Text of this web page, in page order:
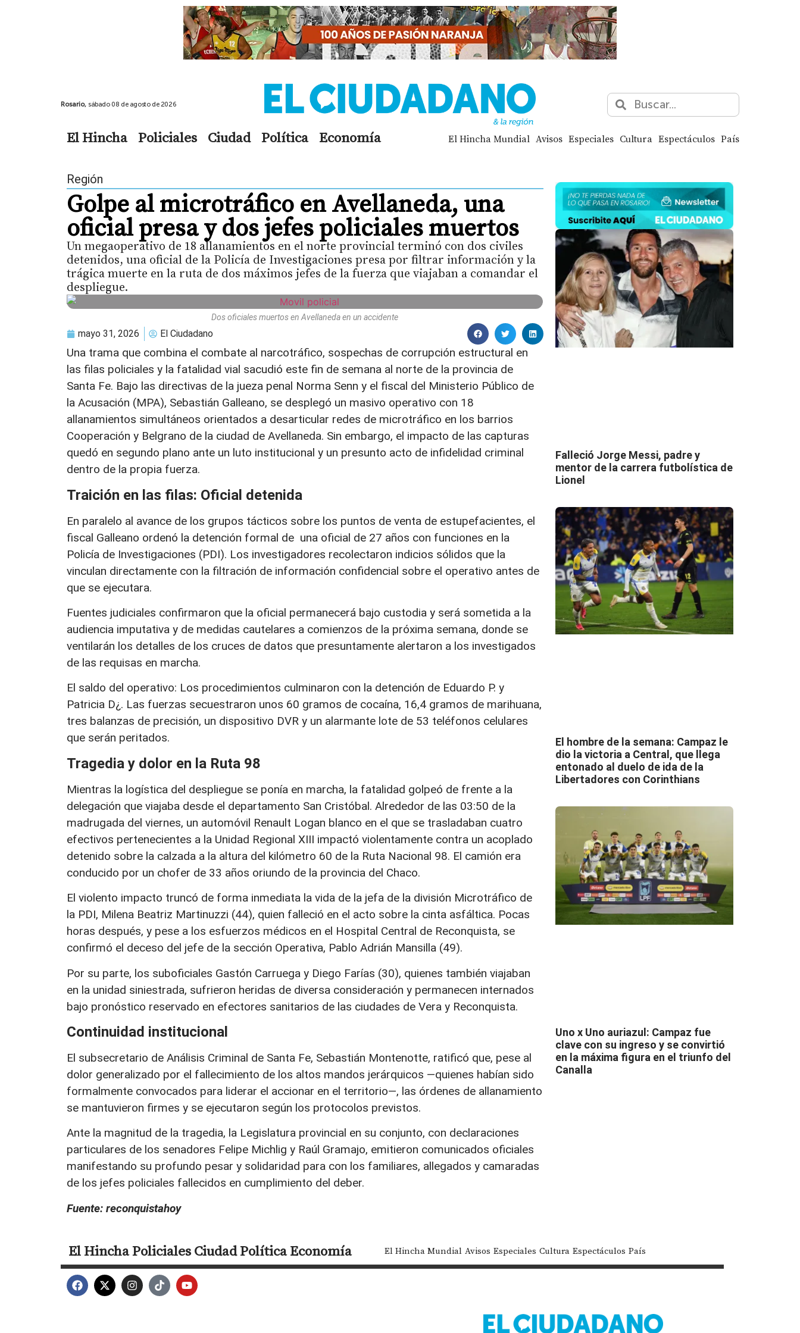
Rosario, sábado 08 de agosto de 2026
El Hincha Policiales Ciudad Política Economía El Hincha Mundial Avisos Especiales Cultura Espectáculos País
Región
Golpe al microtráfico en Avellaneda, una
oficial presa y dos jefes policiales muertos
Un megaoperativo de 18 allanamientos en el norte provincial terminó con dos civiles
detenidos, una oficial de la Policía de Investigaciones presa por filtrar información y la
trágica muerte en la ruta de dos máximos jefes de la fuerza que viajaban a comandar el
despliegue.
Dos oficiales muertos en Avellaneda en un accidente
mayo 31, 2026 El Ciudadano
Una trama que combina el combate al narcotráfico, sospechas de corrupción estructural en
las filas policiales y la fatalidad vial sacudió este fin de semana al norte de la provincia de
Santa Fe. Bajo las directivas de la jueza penal Norma Senn y el fiscal del Ministerio Público de
la Acusación (MPA), Sebastián Galleano, se desplegó un masivo operativo con 18
allanamientos simultáneos orientados a desarticular redes de microtráfico en los barrios
Cooperación y Belgrano de la ciudad de Avellaneda. Sin embargo, el impacto de las capturas
quedó en segundo plano ante un luto institucional y un presunto acto de infidelidad criminal
dentro de la propia fuerza.
Traición en las filas: Oficial detenida
En paralelo al avance de los grupos tácticos sobre los puntos de venta de estupefacientes, el
fiscal Galleano ordenó la detención formal de una oficial de 27 años con funciones en la
Policía de Investigaciones (PDI). Los investigadores recolectaron indicios sólidos que la
vinculan directamente con la filtración de información confidencial sobre el operativo antes de
que se ejecutara.
Fuentes judiciales confirmaron que la oficial permanecerá bajo custodia y será sometida a la
audiencia imputativa y de medidas cautelares a comienzos de la próxima semana, donde se
ventilarán los detalles de los cruces de datos que presuntamente alertaron a los investigados
de las requisas en marcha.
El saldo del operativo: Los procedimientos culminaron con la detención de Eduardo P. y
Patricia D¿. Las fuerzas secuestraron unos 60 gramos de cocaína, 16,4 gramos de marihuana,
tres balanzas de precisión, un dispositivo DVR y un alarmante lote de 53 teléfonos celulares
que serán peritados.
Tragedia y dolor en la Ruta 98
Mientras la logística del despliegue se ponía en marcha, la fatalidad golpeó de frente a la
delegación que viajaba desde el departamento San Cristóbal. Alrededor de las 03:50 de la
madrugada del viernes, un automóvil Renault Logan blanco en el que se trasladaban cuatro
efectivos pertenecientes a la Unidad Regional XIII impactó violentamente contra un acoplado
detenido sobre la calzada a la altura del kilómetro 60 de la Ruta Nacional 98. El camión era
conducido por un chofer de 33 años oriundo de la provincia del Chaco.
El violento impacto truncó de forma inmediata la vida de la jefa de la división Microtráfico de
la PDI, Milena Beatriz Martinuzzi (44), quien falleció en el acto sobre la cinta asfáltica. Pocas
horas después, y pese a los esfuerzos médicos en el Hospital Central de Reconquista, se
confirmó el deceso del jefe de la sección Operativa, Pablo Adrián Mansilla (49).
Por su parte, los suboficiales Gastón Carruega y Diego Farías (30), quienes también viajaban
en la unidad siniestrada, sufrieron heridas de diversa consideración y permanecen internados
bajo pronóstico reservado en efectores sanitarios de las ciudades de Vera y Reconquista.
Continuidad institucional
El subsecretario de Análisis Criminal de Santa Fe, Sebastián Montenotte, ratificó que, pese al
dolor generalizado por el fallecimiento de los altos mandos jerárquicos —quienes habían sido
formalmente convocados para liderar el accionar en el territorio—, las órdenes de allanamiento
se mantuvieron firmes y se ejecutaron según los protocolos previstos.
Ante la magnitud de la tragedia, la Legislatura provincial en su conjunto, con declaraciones
particulares de los senadores Felipe Michlig y Raúl Gramajo, emitieron comunicados oficiales
manifestando su profundo pesar y solidaridad para con los familiares, allegados y camaradas
de los jefes policiales fallecidos en cumplimiento del deber.
Fuente: reconquistahoy
Falleció Jorge Messi, padre y
mentor de la carrera futbolística de
Lionel
El hombre de la semana: Campaz le
dio la victoria a Central, que llega
entonado al duelo de ida de la
Libertadores con Corinthians
Uno x Uno auriazul: Campaz fue
clave con su ingreso y se convirtió
en la máxima figura en el triunfo del
Canalla
El HinchaPolicialesCiudadPolíticaEconomía El Hincha Mundial Avisos Especiales Cultura Espectáculos País